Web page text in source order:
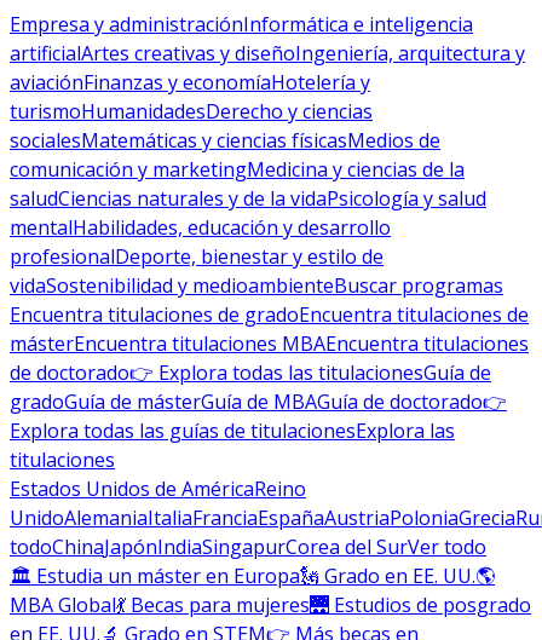
Empresa y administraciónInformática e inteligencia
artificialArtes creativas y diseñoIngeniería, arquitectura y
aviaciónFinanzas y economíaHotelería y
turismoHumanidadesDerecho y ciencias
socialesMatemáticas y ciencias físicasMedios de
comunicación y marketingMedicina y ciencias de la
saludCiencias naturales y de la vidaPsicología y salud
mentalHabilidades, educación y desarrollo
profesionalDeporte, bienestar y estilo de
vidaSostenibilidad y medioambienteBuscar programas
Encuentra titulaciones de gradoEncuentra titulaciones de
másterEncuentra titulaciones MBAEncuentra titulaciones
de doctorado👉 Explora todas las titulacionesGuía de
gradoGuía de másterGuía de MBAGuía de doctorado👉
Explora todas las guías de titulacionesExplora las
titulaciones
Estados Unidos de AméricaReino
UnidoAlemaniaItaliaFranciaEspañaAustriaPoloniaGrecia
todoChinaJapónIndiaSingapurCorea del SurVer todo
🏛 Estudia un máster en Europa🗽 Grado en EE. UU.🌎
MBA Global💃 Becas para mujeres🌉 Estudios de posgrado
en EE. UU.🔬 Grado en STEM👉 Más becas en